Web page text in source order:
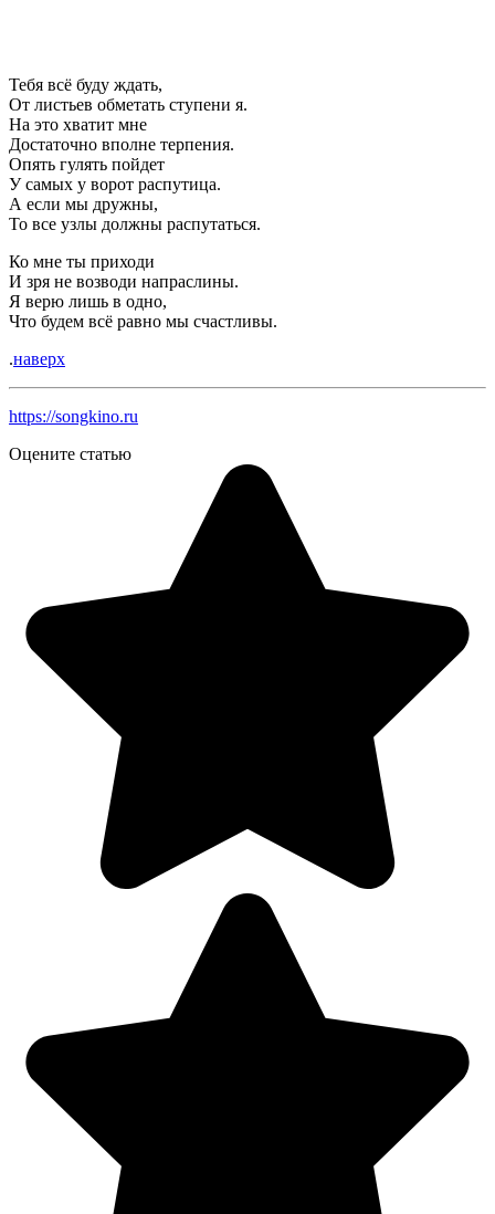
Тебя всё буду ждать,
От листьев обметать ступени я.
На это хватит мне
Достаточно вполне терпения.
Опять гулять пойдет
У самых у ворот распутица.
А если мы дружны,
То все узлы должны распутаться.
Ко мне ты приходи
И зря не возводи напраслины.
Я верю лишь в одно,
Что будем всё равно мы счастливы.
.наверх
https://songkino.ru
Оцените статью